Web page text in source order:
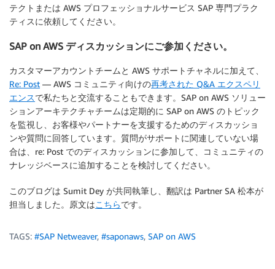
テクトまたは AWS プロフェッショナルサービス SAP 専門プラク
ティスに依頼してください。
SAP on AWS ディスカッションにご参加ください。
カスタマーアカウントチームと AWS サポートチャネルに加えて、
Re: Post — AWS コミュニティ向けの再考された Q&A エクスペリ
エンスで私たちと交流することもできます。SAP on AWS ソリュー
ションアーキテクチャチームは定期的に SAP on AWS のトピック
を監視し、お客様やパートナーを支援するためのディスカッショ
ンや質問に回答しています。質問がサポートに関連していない場
合は、re: Post でのディスカッションに参加して、コミュニティの
ナレッジベースに追加することを検討してください。
このブログは Sumit Dey が共同執筆し、翻訳は Partner SA 松本が
担当しました。原文はこちらです。
TAGS: #SAP Netweaver, #saponaws, SAP on AWS